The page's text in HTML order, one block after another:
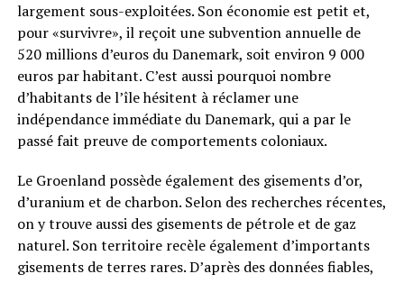
largement sous-exploitées. Son économie est petit et,
pour «survivre», il reçoit une subvention annuelle de
520 millions d’euros du Danemark, soit environ 9 000
euros par habitant. C’est aussi pourquoi nombre
d’habitants de l’île hésitent à réclamer une
indépendance immédiate du Danemark, qui a par le
passé fait preuve de comportements coloniaux.
Le Groenland possède également des gisements d’or,
d’uranium et de charbon. Selon des recherches récentes,
on y trouve aussi des gisements de pétrole et de gaz
naturel. Son territoire recèle également d’importants
gisements de terres rares. D’après des données fiables,